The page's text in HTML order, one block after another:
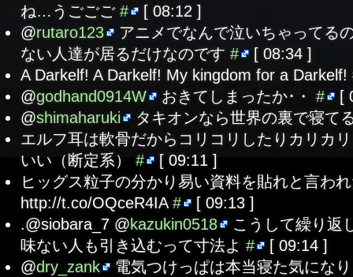
ね…うごごご # [ 08:12 ]
@rutaro123 アニメでなんで泣いちゃってる
ない人達が居るだけなのです # [ 08:34 ]
A Darkelf! A Darkelf! My kingdom for a Darkelf!
@godhand0914W おきてしまったか･・ # [
@shimaharuki タキオンなら世界の裏で寝て
エルフ耳は軟骨だからコリコリしたりカリカ
いい（断定系） # [ 09:11 ]
ヒッグス粒子の分かり易い資料を貼れと言
http://t.co/OQceR4IA # [ 09:13 ]
.@siobara_7 @kazukin0518 こうして繰り返
味ない人も引き込むって寸法よ # [ 09:14 ]
@dry_zank 電気つけっぱは本当寝た気にな